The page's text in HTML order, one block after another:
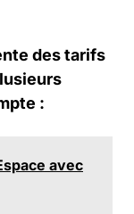
des tarifs
:
avec